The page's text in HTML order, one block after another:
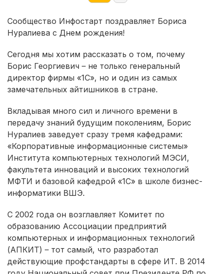
Сообщество Инфостарт поздравляет Бориса
Нуралиева с Днем рождения!
Сегодня мы хотим рассказать о том, почему
Борис Георгиевич – не только генеральный
директор фирмы «1С», но и один из самых
замечательных айтишников в стране.
Вкладывая много сил и личного времени в
передачу знаний будущим поколениям, Борис
Нуралиев заведует сразу тремя кафедрами:
«Корпоративные информационные системы»
Института компьютерных технологий МЭСИ,
факультета инноваций и высоких технологий
МФТИ и базовой кафедрой «1С» в школе бизнес-
информатики ВШЭ.
С 2002 года он возглавляет Комитет по
образованию Ассоциации предприятий
компьютерных и информационных технологий
(АПКИТ) – тот самый, что разработал
действующие профстандарты в сфере ИТ. В 2014